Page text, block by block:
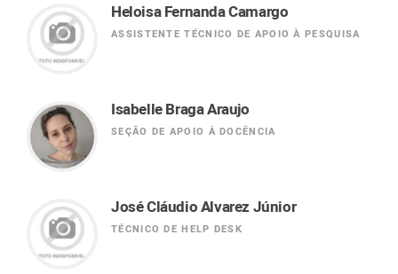
Heloisa Fernanda Camargo
ASSISTENTE TÉCNICO DE APOIO À PESQUISA
Isabelle Braga Araujo
SEÇÃO DE APOIO À DOCÊNCIA
José Cláudio Alvarez Júnior
TÉCNICO DE HELP DESK